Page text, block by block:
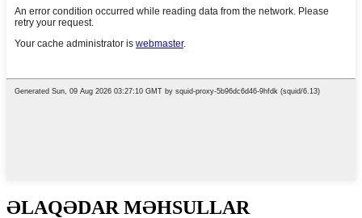
ƏLAQƏDAR MƏHSULLAR